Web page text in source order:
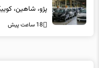
پژو، شاهین،
18 ساعت پیش